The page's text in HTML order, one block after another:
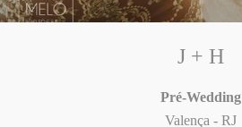
J + H
Pré-Wedding
Valença - RJ